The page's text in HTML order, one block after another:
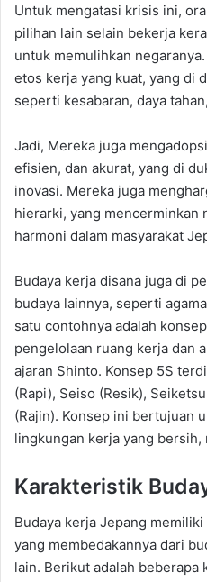
Untuk mengatasi krisis ini,
pilihan lain selain bekerja
untuk memulihkan
etos kerja yang kuat, yang di
seperti kesabaran, daya
Jadi, Mereka juga
efisien, dan akurat, yang di
inovasi. Mereka juga
hierarki, yang mencerminkan
harmoni dalam masyarakat
Budaya kerja disana juga di
budaya lainnya, seperti
satu contohnya adalah
pengelolaan ruang kerja dan
ajaran Shinto. Konsep 5S
(Rapi), Seiso (Resik),
(Rajin). Konsep ini bertujuan
lingkungan kerja yang bersih,
Karakteristik
Budaya kerja Jepang
yang membedakannya dari
lain. Berikut adalah